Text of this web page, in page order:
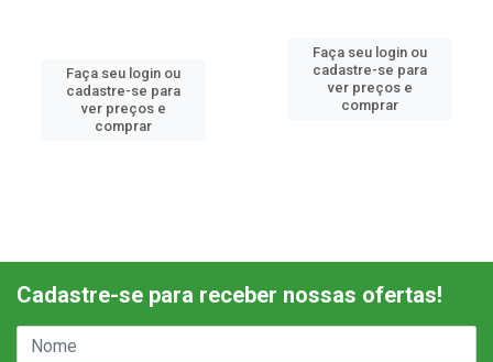
Faça seu login ou
cadastre-se para
ver preços e
comprar
Faça seu login ou
cadastre-se para
ver preços e
comprar
Cadastre-se para receber nossas ofertas!